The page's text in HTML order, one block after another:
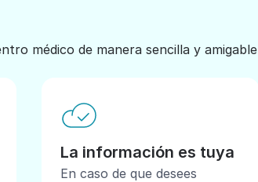
médico de manera sencilla y amigable
La información es tuya
En caso de que desees